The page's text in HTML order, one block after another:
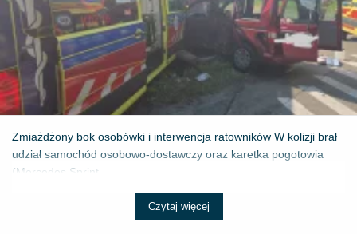
Zmiażdżony bok osobówki i interwencja ratowników W kolizji brał
udział samochód osobowo-dostawczy oraz karetka pogotowia
(Mercedes Sprint...
Czytaj więcej